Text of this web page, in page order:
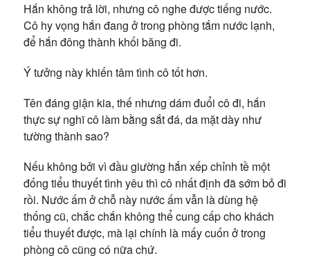
Hắn không trả lời, nhưng cô nghe được tiếng nước.
Cô hy vọng hắn đang ở trong phòng tắm nước lạnh,
để hắn đông thành khối băng đi.
Ý tưởng này khiến tâm tình cô tốt hơn.
Tên đáng giận kia, thế nhưng dám đuổi cô đi, hắn
thực sự nghĩ cô làm bằng sắt đá, da mặt dày như
tường thành sao?
Nếu không bởi vì đầu giường hắn xếp chỉnh tề một
đống tiểu thuyết tình yêu thì cô nhất định đã sớm bỏ đi
rồi. Nước ấm ở chỗ này nước ấm vẫn là dùng hệ
thống cũ, chắc chắn không thể cung cấp cho khách
tiểu thuyết được, mà lại chính là mấy cuốn ở trong
phòng cô cũng có nữa chứ.